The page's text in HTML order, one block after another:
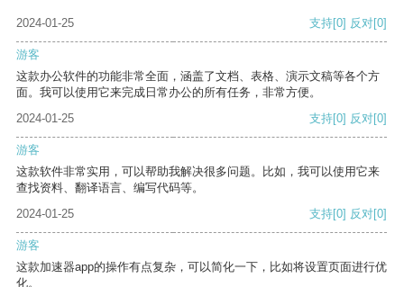
2024-01-25 支持[0] 反对[0]
游客
这款办公软件的功能非常全面，涵盖了文档、表格、演示文稿等各个方
面。我可以使用它来完成日常办公的所有任务，非常方便。
2024-01-25
支持[0] 反对[0]
游客
这款软件非常实用，可以帮助我解决很多问题。比如，我可以使用它来
查找资料、翻译语言、编写代码等。
2024-01-25
支持[0] 反对[0]
游客
这款加速器app的操作有点复杂，可以简化一下，比如将设置页面进行优
化。